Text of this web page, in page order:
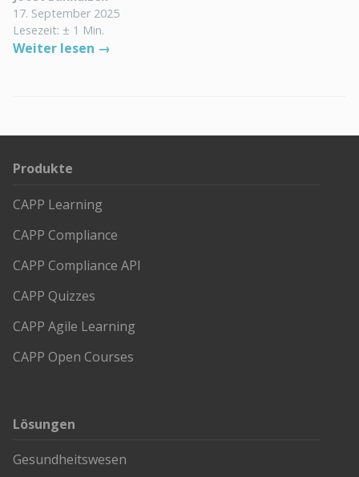
17. September 2025
Lesezeit: ± 1 Min.
Weiter lesen →
Produkte
CAPP Learning
CAPP Compliance
CAPP Compliance API
CAPP Quizzes
CAPP Agile Learning
CAPP Open Courses
Lösungen
Gesundheitswesen